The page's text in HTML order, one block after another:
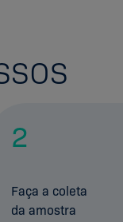
2
Faça a coleta
da amostra